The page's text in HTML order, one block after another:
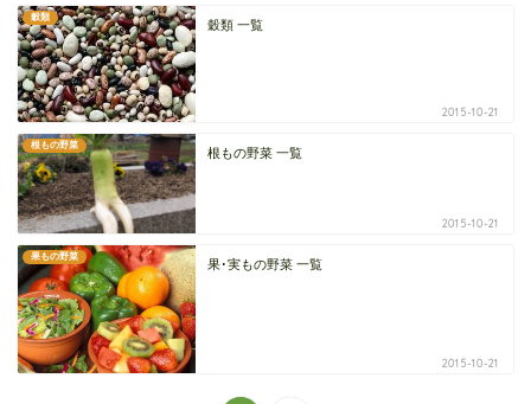
穀類
穀類 一覧
2015-10-21
根もの野菜
根もの野菜 一覧
2015-10-21
果もの野菜
果･実もの野菜 一覧
2015-10-21